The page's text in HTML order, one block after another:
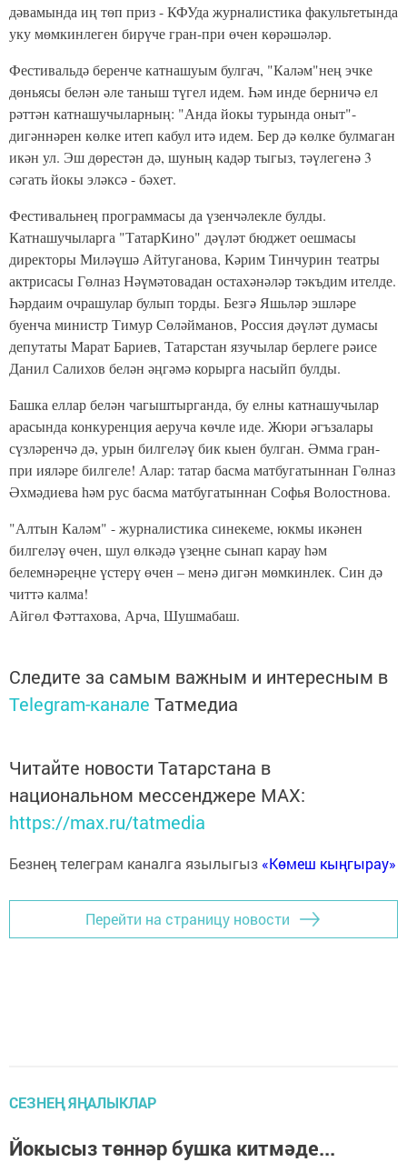
дәвамында иң төп приз - КФУда журналистика факультетында
уку мөмкинлеген бирүче гран-при өчен көрәшәләр.
Фестивальдә беренче катнашуым булгач, "Каләм"нең эчке
дөньясы белән әле таныш түгел идем. Һәм инде берничә ел
рәттән катнашучыларның: "Анда йокы турында оныт"-
дигәннәрен көлке итеп кабул итә идем. Бер дә көлке булмаган
икән ул. Эш дөрестән дә, шуның кадәр тыгыз, тәүлегенә 3
сәгать йокы эләксә - бәхет.
Фестивальнең программасы да үзенчәлекле булды.
Катнашучыларга "ТатарКино" дәүләт бюджет оешмасы
директоры Миләүшә Айтуганова, Кәрим Тинчурин театры
актрисасы Гөлназ Нәүмәтовадан остахәнәләр тәкъдим ителде.
Һәрдаим очрашулар булып торды. Безгә Яшьләр эшләре
буенча министр Тимур Сөләйманов, Россия дәүләт думасы
депутаты Марат Бариев, Татарстан язучылар берлеге рәисе
Данил Салихов белән әңгәмә корырга насыйп булды.
Башка еллар белән чагыштырганда, бу елны катнашучылар
арасында конкуренция аеруча көчле иде. Жюри әгъзалары
сүзләренчә дә, урын билгеләү бик кыен булган. Әмма гран-
при ияләре билгеле! Алар: татар басма матбугатыннан Гөлназ
Әхмәдиева һәм рус басма матбугатыннан Софья Волостнова.
"Алтын Каләм" - журналистика синекеме, юкмы икәнен
билгеләү өчен, шул өлкәдә үзеңне сынап карау һәм
белемнәреңне үстерү өчен – менә дигән мөмкинлек. Син дә
читтә калма!
Айгөл Фәттахова, Арча, Шушмабаш.
Следите за самым важным и интересным в
Telegram-канале Татмедиа
Читайте новости Татарстана в
национальном мессенджере MАХ:
https://max.ru/tatmedia
Безнең телеграм каналга язылыгыз «Көмеш кыңгырау»
Перейти на страницу новости
СЕЗНЕҢ ЯҢАЛЫКЛАР
Йокысыз төннәр бушка китмәде...